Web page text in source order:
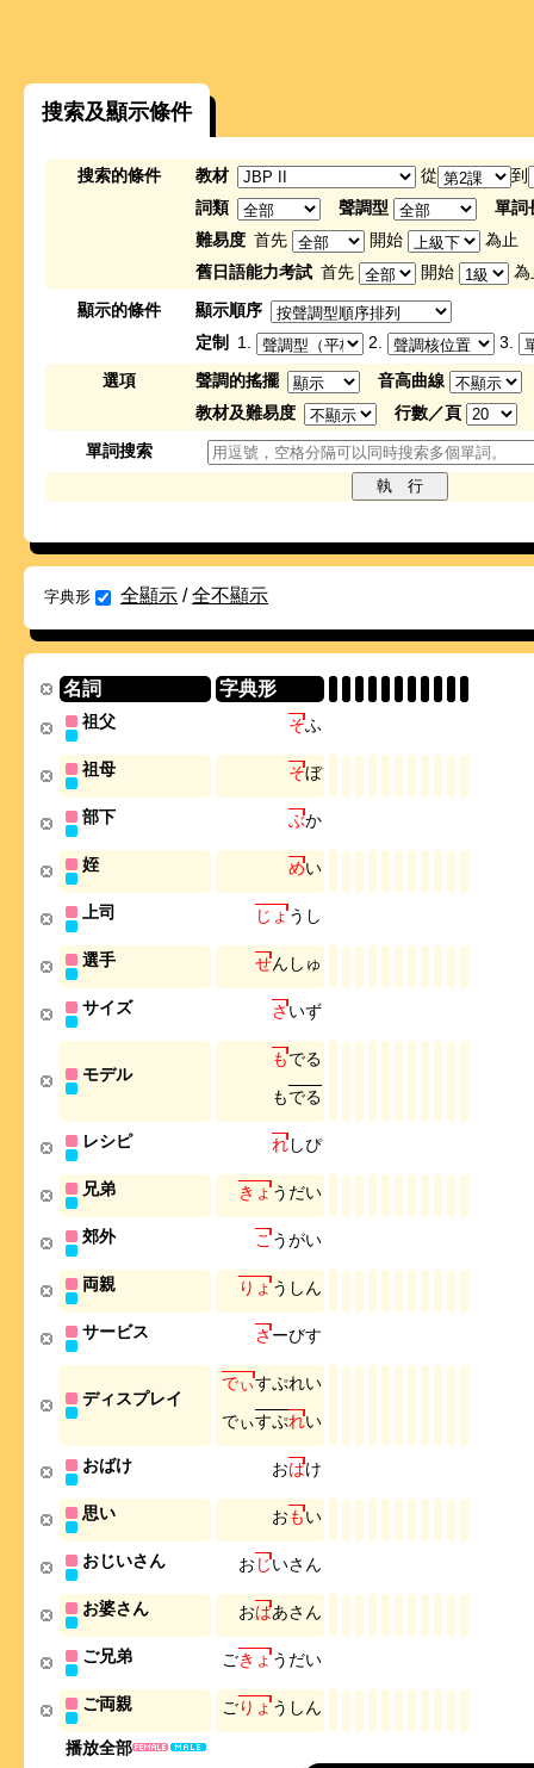
搜索及顯示條件
搜索的條件 教材 從
到
詞類
聲調型
單詞
難易度 首先 開始
為止
舊日語能力考試 首先 開始
為
顯示的條件
顯示順序
定制
1. 2.
3.
選項
聲調的搖擺
音高曲線
教材及難易度
行數／頁
單詞搜索
字典形 全顯示 /全不顯示
名詞 字典形
播放全部
祖父 そふ
祖母 そぼ
部下 ぶか
姪 めい
上司 じ ょう し
選手 せん し ゅ
サイズ さいず
モデル
もでる
もでる
レシピ れしぴ
兄弟 き ょう だい
郊外 こうがい
両親 り ょう し ん
サービス さーびす
ディスプレイ
でぃすぷれい
でぃすぷれい
おばけ おばけ
思い おもい
おじいさん お じいさ ん
お婆さん おばあさ ん
ご兄弟 ごき ょう だい
ご両親 ごり ょう し ん